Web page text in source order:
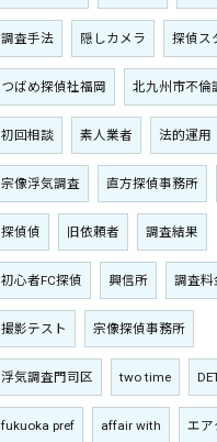
調査手法 隠しカメラ 探偵ス
つばめ探偵社福岡 北九州市不倫
初回相談 素人業者 法的運用
宗像浮気調査 直方探偵事務所
探偵偵 旧依頼者 調査結果
初心者FC探偵 興信所 調査料
撮影テスト 宗像探偵事務所
浮気調査門司区 two time
fukuoka pref affair with エア